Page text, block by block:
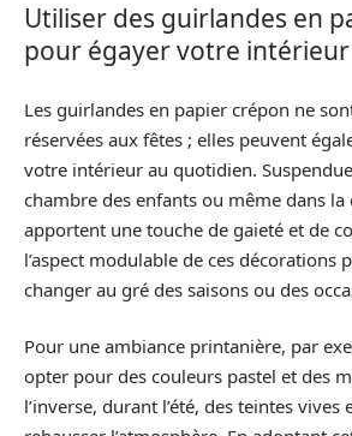
Utiliser des guirlandes en
pour égayer votre intérieur
Les guirlandes en papier crépon ne
réservées aux fêtes ; elles peuvent
votre intérieur au quotidien.
chambre des enfants ou même dans la
apportent une touche de gaieté et de
l’aspect modulable de ces décorations
changer au gré des saisons ou des
Pour une ambiance printanière, par
opter pour des couleurs pastel et des
l’inverse, durant l’été, des teintes